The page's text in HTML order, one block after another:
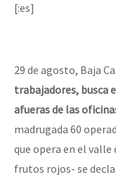
[:es]
29 de agosto, Baja
trabajadores, busca
afueras de las
madrugada 60
que opera en el
frutos rojos- se